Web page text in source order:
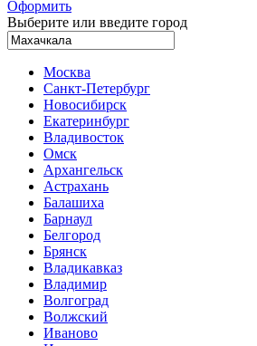
Оформить
Выберите или введите город
Москва
Санкт-Петербург
Новосибирск
Екатеринбург
Владивосток
Омск
Архангельск
Астрахань
Балашиха
Барнаул
Белгород
Брянск
Владикавказ
Владимир
Волгоград
Волжский
Иваново